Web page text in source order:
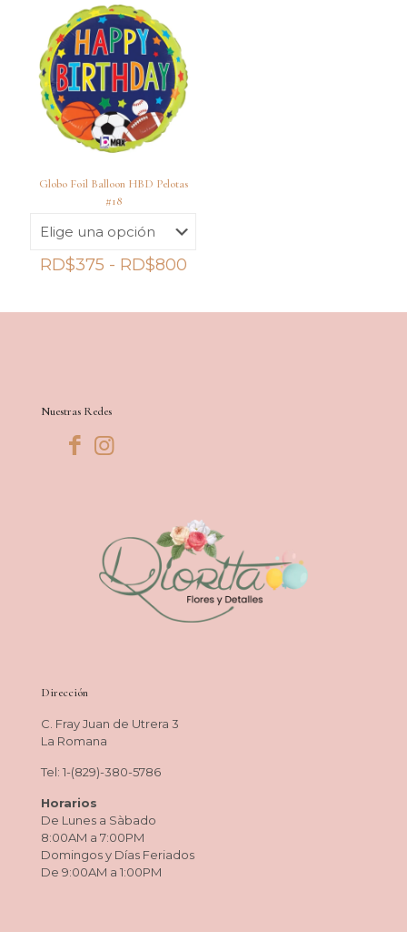
Globo Foil Balloon HBD Pelotas
#18
RD$375 - RD$800Rango
desde
Nuestras Redes
Dirección
C. Fray Juan de Utrera 3
La Romana
Tel: 1-(829)-380-5786
Horarios
De Lunes a Sàbado
8:00AM a 7:00PM
Domingos y Días Feriados
De 9:00AM a 1:00PM